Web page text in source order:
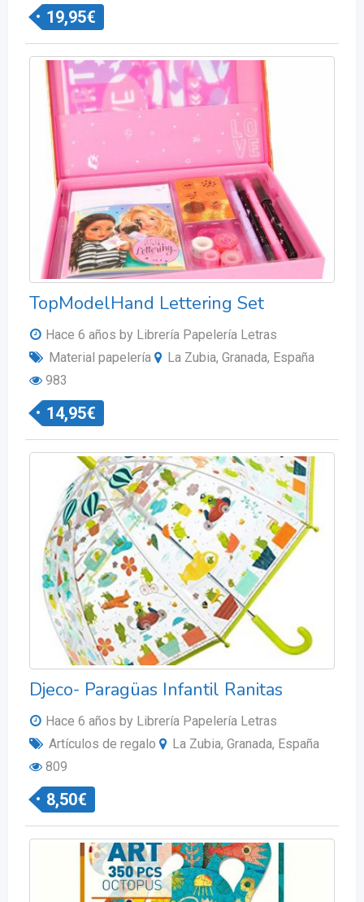
19,95€
TopModelHand Lettering Set
Hace 6 años by Librería Papelería Letras
Material papelería
La Zubia, Granada, España
983
14,95€
Djeco- Paragüas Infantil Ranitas
Hace 6 años by Librería Papelería Letras
Artículos de regalo
La Zubia, Granada, España
809
8,50€